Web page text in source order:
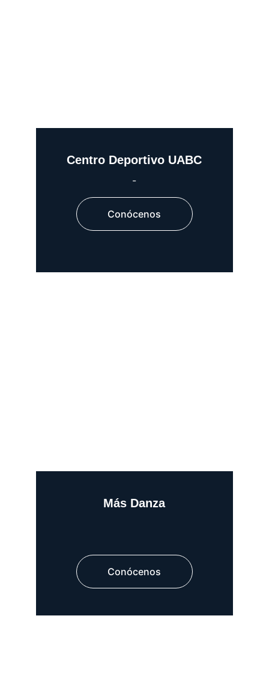
Centro Deportivo UABC
Conócenos
-
Más Danza
Conócenos
-